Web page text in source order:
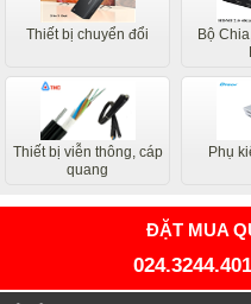
Thiết bị chuyển đổi
Bộ
Thiết bị viễn thông, cáp
quang
Phụ
ĐẶT MUA